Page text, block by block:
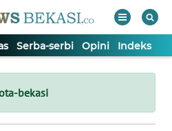
Serba-serbi Opini Indeks
bekasi